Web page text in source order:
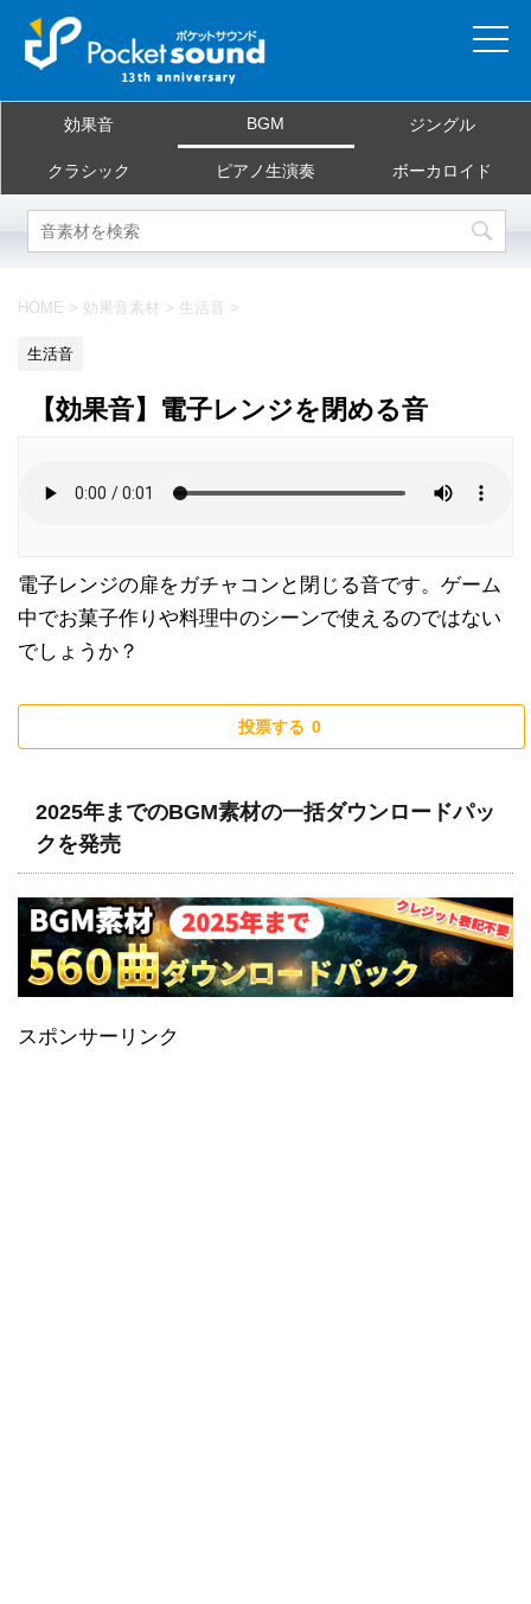
当サイトについて
ご利用規約
お問合せ
効果音 BGM ジングル
クラシック ピアノ生演奏 ボーカロイド
HOME > 効果音素材 > 生活音 >
生活音
【効果音】電子レンジを閉める音
電子レンジの扉をガチャコンと閉じる音です。ゲーム
中でお菓子作りや料理中のシーンで使えるのではない
でしょうか？
投票する 0
2025年までのBGM素材の一括ダウンロードパッ
クを発売
スポンサーリンク